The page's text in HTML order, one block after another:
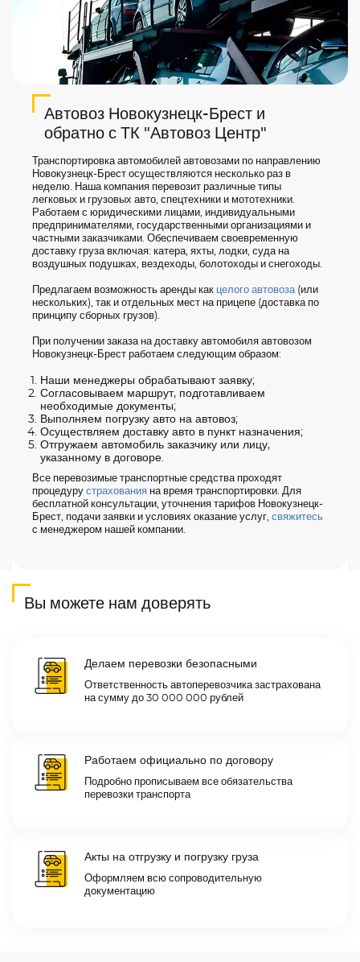
Автовоз Новокузнецк-Брест и
обратно с ТК "Автовоз Центр"
Транспортировка автомобилей автовозами по направлению
Новокузнецк-Брест осуществляются несколько раз в
неделю. Наша компания перевозит различные типы
легковых и грузовых авто, спецтехники и мототехники.
Работаем с юридическими лицами, индивидуальными
предпринимателями, государственными организациями и
частными заказчиками. Обеспечиваем своевременную
доставку груза включая: катера, яхты, лодки, суда на
воздушных подушках, вездеходы, болотоходы и снегоходы.
Предлагаем возможность аренды как целого автовоза(или
нескольких), так и отдельных мест на прицепе (доставка по
принципу сборных грузов).
При получении заказа на доставку автомобиля автовозом
Новокузнецк-Брест работаем следующим образом:
Наши менеджеры обрабатывают заявку;
Согласовываем маршрут, подготавливаем
необходимые документы;
Выполняем погрузку авто на автовоз;
Осуществляем доставку авто в пункт назначения;
Отгружаем автомобиль заказчику или лицу,
указанному в договоре.
Все перевозимые транспортные средства проходят
процедуру страхования на время транспортировки. Для
бесплатной консультации, уточнения тарифов Новокузнецк-
Брест, подачи заявки и условиях оказание услуг, свяжитесь
с менеджером нашей компании.
Вы можете нам доверять
Делаем перевозки безопасными
Ответственность автоперевозчика застрахована
на сумму до 30 000 000 рублей
Работаем официально по договору
Подробно прописываем все обязательства
перевозки транспорта
Акты на отгрузку и погрузку груза
Оформляем всю сопроводительную
документацию